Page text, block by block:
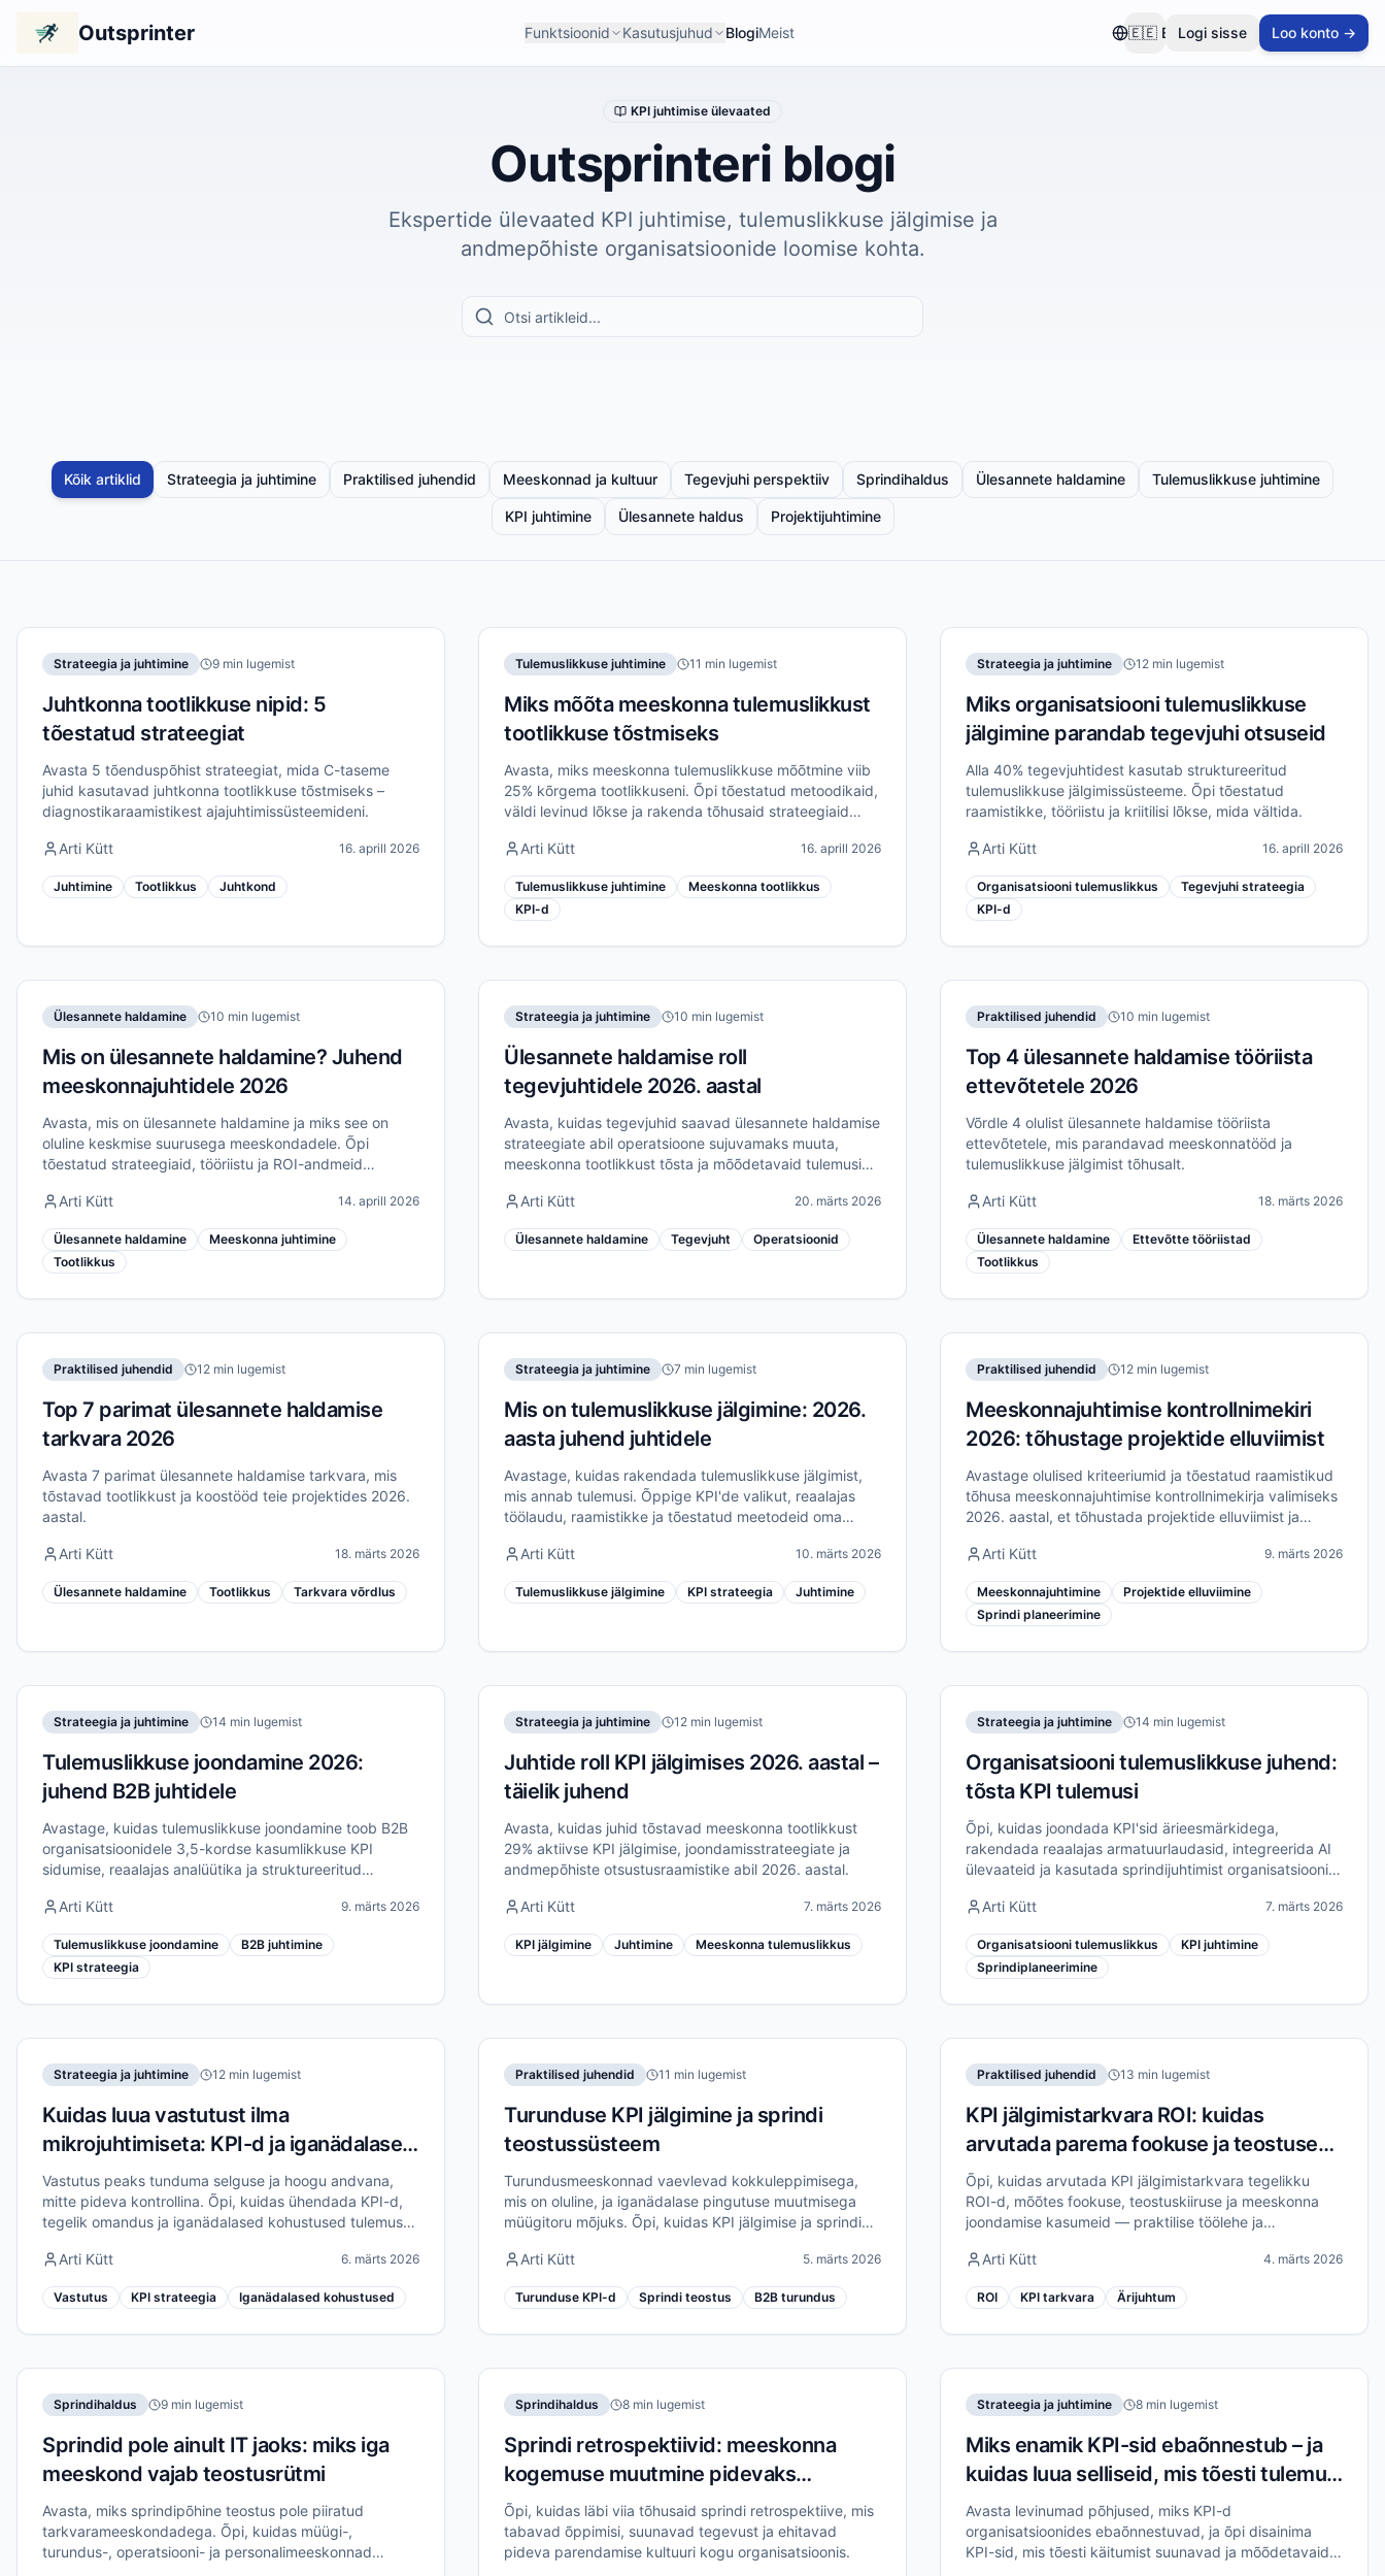
Outsprinter Funktsioonid Kasutusjuhud BlogiMeist 🇪🇪 ET Logi sisse Loo konto →
KPI juhtimise ülevaated
Outsprinteri blogi
Ekspertide ülevaated KPI juhtimise, tulemuslikkuse jälgimise ja
andmepõhiste organisatsioonide loomise kohta.
Kõik artiklid Strateegia ja juhtimine Praktilised juhendid Meeskonnad ja kultuur Tegevjuhi perspektiiv Sprindihaldus Ülesannete haldamine Tulemuslikkuse juhtimine
KPI juhtimine Ülesannete haldus Projektijuhtimine
Strateegia ja juhtimine 9 min lugemist
Juhtkonna tootlikkuse nipid: 5
tõestatud strateegiat
Avasta 5 tõenduspõhist strateegiat, mida C-taseme
juhid kasutavad juhtkonna tootlikkuse tõstmiseks –
diagnostikaraamistikest ajajuhtimissüsteemideni.
Arti Kütt 16. aprill 2026
Juhtimine Tootlikkus Juhtkond
Tulemuslikkuse juhtimine 11 min lugemist
Miks mõõta meeskonna tulemuslikkust
tootlikkuse tõstmiseks
Avasta, miks meeskonna tulemuslikkuse mõõtmine viib
25% kõrgema tootlikkuseni. Õpi tõestatud metoodikaid,
väldi levinud lõkse ja rakenda tõhusaid strateegiaid
Arti Kütt
16. aprill 2026
Tulemuslikkuse juhtimine
Meeskonna tootlikkus
KPI-d
Strateegia ja juhtimine 12 min lugemist
Miks organisatsiooni tulemuslikkuse
jälgimine parandab tegevjuhi otsuseid
Alla 40% tegevjuhtidest kasutab struktureeritud
tulemuslikkuse jälgimissüsteeme. Õpi tõestatud
raamistikke, tööriistu ja kriitilisi lõkse, mida vältida.
Arti Kütt 16. aprill 2026
Organisatsiooni tulemuslikkus
Tegevjuhi strateegia
KPI-d
Ülesannete haldamine 10 min lugemist
Mis on ülesannete haldamine? Juhend
meeskonnajuhtidele 2026
Avasta, mis on ülesannete haldamine ja miks see on
oluline keskmise suurusega meeskondadele. Õpi
tõestatud strateegiaid, tööriistu ja ROI-andmeid
Arti Kütt
14. aprill 2026
Ülesannete haldamine
Meeskonna juhtimine
Tootlikkus
Strateegia ja juhtimine 10 min lugemist
Ülesannete haldamise roll
tegevjuhtidele 2026. aastal
Avasta, kuidas tegevjuhid saavad ülesannete haldamise
strateegiate abil operatsioone sujuvamaks muuta,
meeskonna tootlikkust tõsta ja mõõdetavaid tulemusi
Arti Kütt
20. märts 2026
Ülesannete haldamine Tegevjuht Operatsioonid
Praktilised juhendid 10 min lugemist
Top 4 ülesannete haldamise tööriista
ettevõtetele 2026
Võrdle 4 olulist ülesannete haldamise tööriista
ettevõtetele, mis parandavad meeskonnatööd ja
tulemuslikkuse jälgimist tõhusalt.
Arti Kütt 18. märts 2026
Ülesannete haldamine
Ettevõtte tööriistad
Tootlikkus
Praktilised juhendid 12 min lugemist
Top 7 parimat ülesannete haldamise
tarkvara 2026
Avasta 7 parimat ülesannete haldamise tarkvara, mis
tõstavad tootlikkust ja koostööd teie projektides 2026.
aastal.
Arti Kütt 18. märts 2026
Ülesannete haldamine Tootlikkus Tarkvara võrdlus
Strateegia ja juhtimine 7 min lugemist
Mis on tulemuslikkuse jälgimine: 2026.
aasta juhend juhtidele
Avastage, kuidas rakendada tulemuslikkuse jälgimist,
mis annab tulemusi. Õppige KPI'de valikut, reaalajas
töölaudu, raamistikke ja tõestatud meetodeid oma
Arti Kütt
10. märts 2026
Tulemuslikkuse jälgimine KPI strateegia Juhtimine
Praktilised juhendid 12 min lugemist
Meeskonnajuhtimise kontrollnimekiri
2026: tõhustage projektide elluviimist
Avastage olulised kriteeriumid ja tõestatud raamistikud
tõhusa meeskonnajuhtimise kontrollnimekirja valimiseks
2026. aastal, et tõhustada projektide elluviimist ja
Arti Kütt
9. märts 2026
Meeskonnajuhtimine
Projektide elluviimine
Sprindi planeerimine
Strateegia ja juhtimine 14 min lugemist
Tulemuslikkuse joondamine 2026:
juhend B2B juhtidele
Avastage, kuidas tulemuslikkuse joondamine toob B2B
organisatsioonidele 3,5-kordse kasumlikkuse KPI
sidumise, reaalajas analüütika ja struktureeritud
elluviimisega.
Arti Kütt 9. märts 2026
Tulemuslikkuse joondamine
B2B juhtimine
KPI strateegia
Strateegia ja juhtimine 12 min lugemist
Juhtide roll KPI jälgimises 2026. aastal –
täielik juhend
Avasta, kuidas juhid tõstavad meeskonna tootlikkust
29% aktiivse KPI jälgimise, joondamisstrateegiate ja
andmepõhiste otsustusraamistike abil 2026. aastal.
Arti Kütt 7. märts 2026
KPI jälgimine Juhtimine Meeskonna tulemuslikkus
Strateegia ja juhtimine 14 min lugemist
Organisatsiooni tulemuslikkuse juhend:
tõsta KPI tulemusi
Õpi, kuidas joondada KPI'sid ärieesmärkidega,
rakendada reaalajas armatuurlaudasid, integreerida AI
ülevaateid ja kasutada sprindijuhtimist organisatsiooni
Arti Kütt
7. märts 2026
Organisatsiooni tulemuslikkus
KPI juhtimine
Sprindiplaneerimine
Strateegia ja juhtimine 12 min lugemist
Kuidas luua vastutust ilma
mikrojuhtimiseta: KPI-d ja iganädalased
kohustused
Vastutus peaks tunduma selguse ja hoogu andvana,
mitte pideva kontrollina. Õpi, kuidas ühendada KPI-d,
tegelik omandus ja iganädalased kohustused tulemuste
Arti Kütt
6. märts 2026
Vastutus KPI strateegia Iganädalased kohustused
Praktilised juhendid 11 min lugemist
Turunduse KPI jälgimine ja sprindi
teostussüsteem
Turundusmeeskonnad vaevlevad kokkuleppimisega,
mis on oluline, ja iganädalase pingutuse muutmisega
müügitoru mõjuks. Õpi, kuidas KPI jälgimise ja sprindi
tulemuslikkuse süsteemi.
Arti Kütt 5. märts 2026
Turunduse KPI-d Sprindi teostus B2B turundus
Praktilised juhendid 13 min lugemist
KPI jälgimistarkvara ROI: kuidas
arvutada parema fookuse ja teostuse
väärtust
Õpi, kuidas arvutada KPI jälgimistarkvara tegelikku
ROI-d, mõõtes fookuse, teostuskiiruse ja meeskonna
joondamise kasumeid — praktilise töölehe ja
Arti Kütt
4. märts 2026
ROI KPI tarkvara Ärijuhtum
Sprindihaldus 9 min lugemist
Sprindid pole ainult IT jaoks: miks iga
meeskond vajab teostusrütmi
Avasta, miks sprindipõhine teostus pole piiratud
tarkvarameeskondadega. Õpi, kuidas müügi-,
turundus-, operatsiooni- ja personalimeeskonnad
Sprindihaldus 8 min lugemist
Sprindi retrospektiivid: meeskonna
kogemuse muutmine pidevaks
parendamiseks
Õpi, kuidas läbi viia tõhusaid sprindi retrospektiive, mis
tabavad õppimisi, suunavad tegevust ja ehitavad
pideva parendamise kultuuri kogu organisatsioonis.
Strateegia ja juhtimine 8 min lugemist
Miks enamik KPI-sid ebaõnnestub – ja
kuidas luua selliseid, mis tõesti tulemusi
toovad
Avasta levinumad põhjused, miks KPI-d
organisatsioonides ebaõnnestuvad, ja õpi disainima
KPI-sid, mis tõesti käitumist suunavad ja mõõdetavaid